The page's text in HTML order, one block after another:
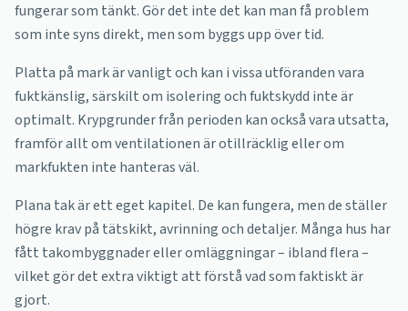
fungerar som tänkt. Gör det inte det kan man få problem
som inte syns direkt, men som byggs upp över tid.
Platta på mark är vanligt och kan i vissa utföranden vara
fuktkänslig, särskilt om isolering och fuktskydd inte är
optimalt. Krypgrunder från perioden kan också vara utsatta,
framför allt om ventilationen är otillräcklig eller om
markfukten inte hanteras väl.
Plana tak är ett eget kapitel. De kan fungera, men de ställer
högre krav på tätskikt, avrinning och detaljer. Många hus har
fått takombyggnader eller omläggningar – ibland flera –
vilket gör det extra viktigt att förstå vad som faktiskt är
gjort.